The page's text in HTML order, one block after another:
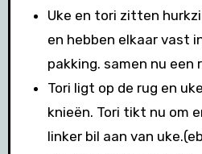
Uke en tori zitten
en hebben elkaar vast
pakking. samen nu een
Tori ligt op de rug en
knieën. Tori tikt nu om
linker bil aan van